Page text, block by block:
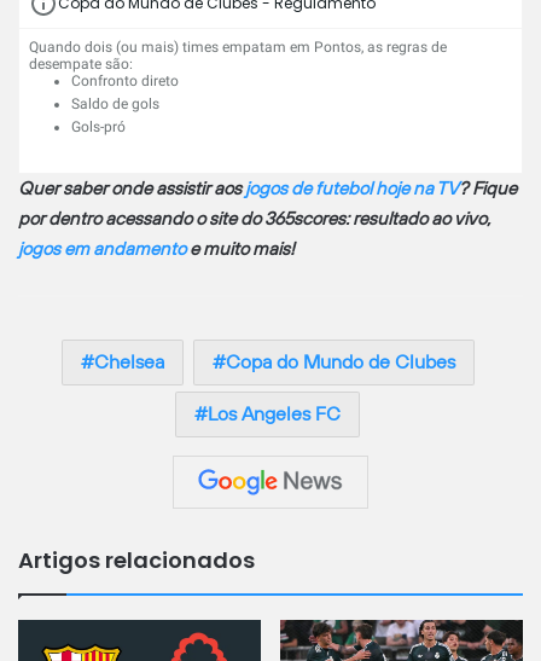
Quando dois (ou mais) times empatam em Pontos, as regras de
desempate são:
Confronto direto
Saldo de gols
Gols-pró
Quer saber onde assistir aosjogos de futebol hoje na TV? Fique
por dentro acessando o site do 365scores: resultado ao vivo,
jogos em andamentoe muito mais!
Chelsea Copa do Mundo de Clubes
Los Angeles FC
Artigos relacionados